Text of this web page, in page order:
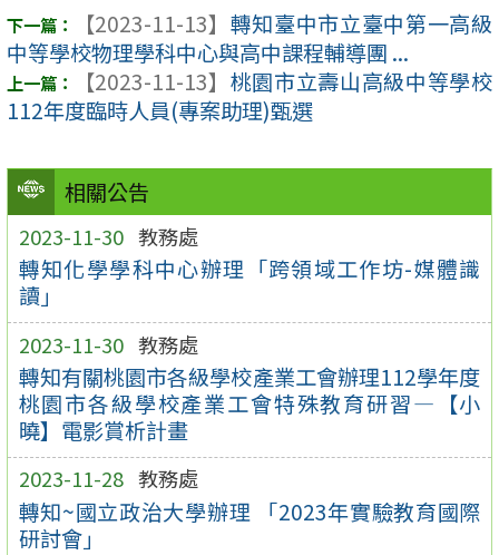
相關公告
2023-11-30 教務處
轉知化學學科中心辦理「跨領域工作坊-媒體識
讀」
2023-11-30 教務處
轉知有關桃園市各級學校產業工會辦理112學年度
桃園市各級學校產業工會特殊教育研習—【小
曉】電影賞析計畫
2023-11-28 教務處
轉知~國立政治大學辦理 「2023年實驗教育國際
研討會」
【2023-11-13】 轉知臺中市立臺中第一高級
中等學校物理學科中心與高中課程輔導團 ...
【2023-11-13】 桃園市立壽山高級中等學校
112年度臨時人員(專案助理)甄選